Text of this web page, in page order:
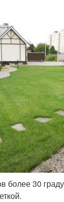
более 30